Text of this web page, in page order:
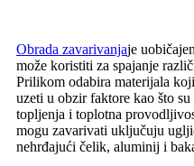
Obrada zavarivanjaje
može koristiti za spajanje
Prilikom odabira materijala
uzeti u obzir faktore kao što
topljenja i toplotna
mogu zavarivati ​​uključuju
nehrđajući čelik, aluminij i